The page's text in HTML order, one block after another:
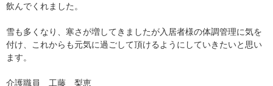
飲んでくれました。
雪も多くなり、寒さが増してきましたが入居者様の体調管理に気を
付け、これからも元気に過ごして頂けるようにしていきたいと思い
ます。
介護職員 工藤 梨恵